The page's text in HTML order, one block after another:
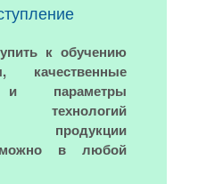
к обучению
и параметры
технологий
продукции
можно в любой